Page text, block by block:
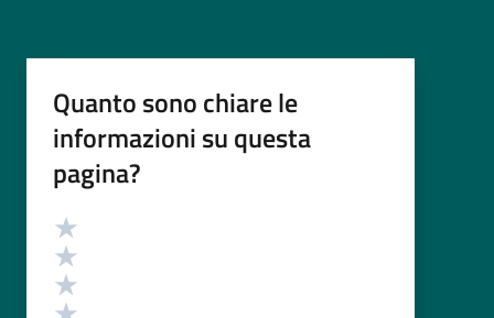
Quanto sono chiare le
informazioni su questa
pagina?
Valutazione